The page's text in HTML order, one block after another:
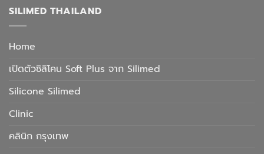
SILIMED THAILAND
Home
เปิดตัวซิลิโคน Soft Plus จาก Silimed
Silicone Silimed
Clinic
คลินิก กรุงเทพ